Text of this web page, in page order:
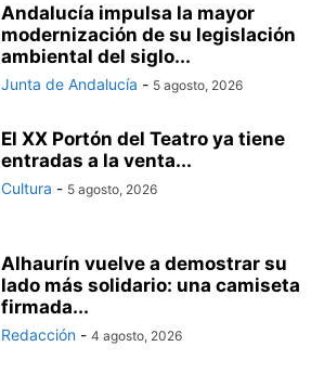
Andalucía impulsa la mayor
modernización de su legislación
ambiental del siglo...
Junta de Andalucía - 5 agosto, 2026
El XX Portón del Teatro ya tiene
entradas a la venta...
Cultura - 5 agosto, 2026
Alhaurín vuelve a demostrar su
lado más solidario: una camiseta
firmada...
Redacción - 4 agosto, 2026